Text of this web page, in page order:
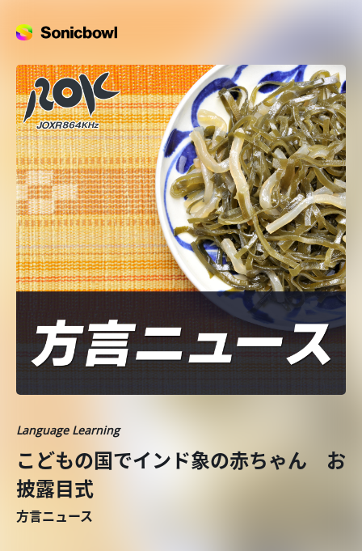
Language Learning
こどもの国でインド象の赤ちゃん お
披露目式
方言ニュース